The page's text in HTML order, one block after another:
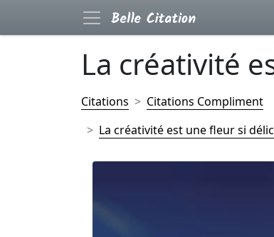
La créativité
Citations
Citations Compliment
La créativité est une fleur si